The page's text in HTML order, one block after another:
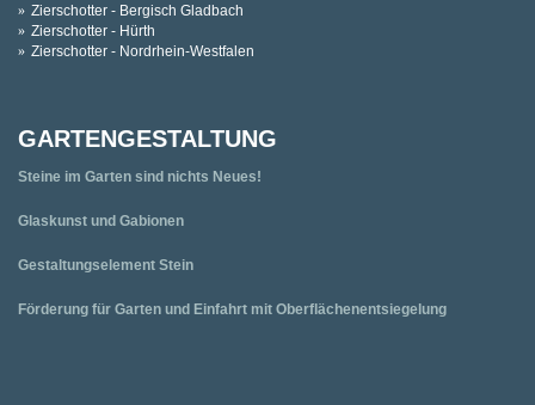
Zierschotter - Bergisch Gladbach
Zierschotter - Hürth
Zierschotter - Nordrhein-Westfalen
GARTENGESTALTUNG
Steine im Garten sind nichts Neues!
Glaskunst und Gabionen
Gestaltungselement Stein
Förderung für Garten und Einfahrt mit Oberflächenentsiegelung